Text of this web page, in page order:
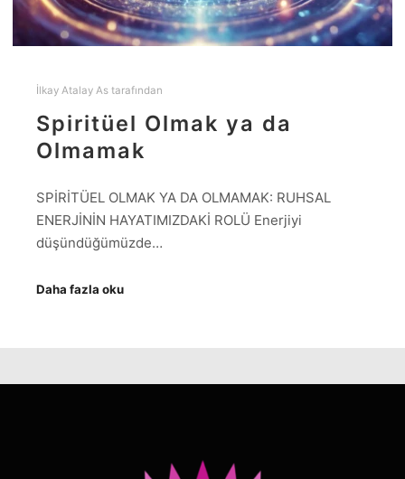
İlkay Atalay As tarafından
Spiritüel Olmak ya da
Olmamak
SPİRİTÜEL OLMAK YA DA OLMAMAK: RUHSAL
ENERJİNİN HAYATIMIZDAKİ ROLÜ Enerjiyi
düşündüğümüzde…
Daha fazla oku